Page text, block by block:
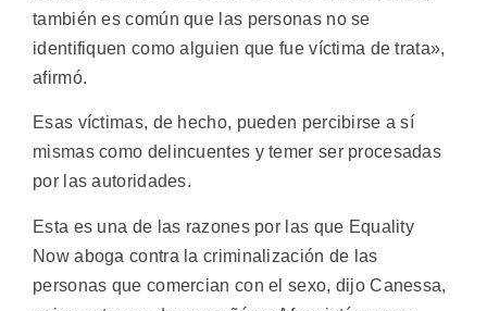
también es común que las personas no se
identifiquen como alguien que fue víctima de trata»,
afirmó.
Esas víctimas, de hecho, pueden percibirse a sí
mismas como delincuentes y temer ser procesadas ​​
por las autoridades.
Esta es una de las razones por las que Equality
Now aboga contra la criminalización de las
personas que comercian con el sexo, dijo Canessa,